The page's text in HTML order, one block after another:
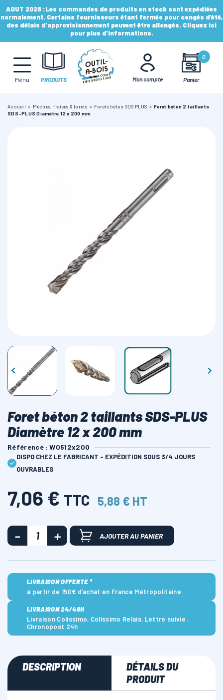
AOUT 2026 :Les commandes de produits en stock sont expédiées
normalement. Certains fournisseurs étant fermés pour congés d'été,
des délais d'approvisionnement peuvent être allongés. Cliquez ici
pour plus d'informations.
Menu PRODUITS Mon compte Panier
0
MÈCHES, FRAISES & FORETS
LAMES & DISQUES
CONSOMMABLES
FERS & PLAQUETTES
LAMES SCIES RUBAN
Accueil Mèches, fraises & forets Forets béton SDS PLUS
Foret béton 2 taillants
SDS-PLUS Diamètre 12 x 200 mm
 
Foret béton 2 taillants SDS-PLUS
Diamètre 12 x 200 mm
Référence : W0512x200
DISPO CHEZ LE FABRICANT - EXPÉDITION SOUS 3/4 JOURS
OUVRABLES
7,06 € TTC 5,88 € HT
AJOUTER AU PANIER
LIVRAISON OFFERTE *
à partir de 150€ d’achat en France Métropolitaine
LIVRAISON 24/48H
Livraison Colissimo, Colissimo Relais, Lettre suivie ,
Chronopost 24h
DESCRIPTION
DÉTAILS DU
PRODUIT